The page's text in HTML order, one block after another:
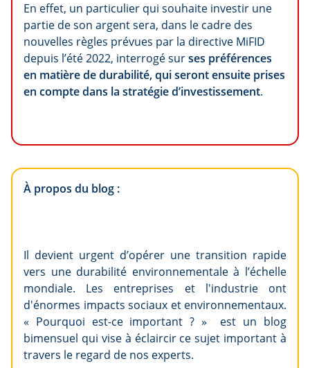
En effet, un particulier qui souhaite investir une
partie de son argent sera, dans le cadre des
nouvelles règles prévues par la directive MiFID
depuis l’été 2022, interrogé surses préférences
en matière de durabilité, qui seront ensuite prises
en compte dans la stratégie d’investissement.
À propos du blog :
Il devient urgent d’opérer une transition rapide
vers une durabilité environnementale à l’échelle
mondiale. Les entreprises et l'industrie ont
d'énormes impacts sociaux et environnementaux.
« Pourquoi est-ce important ? » est un blog
bimensuel qui vise à éclaircir ce sujet important à
travers le regard de nos experts.